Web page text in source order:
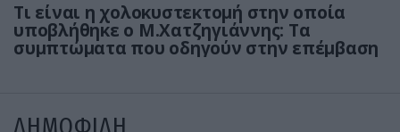
Τι είναι η χολοκυστεκτομή στην οποία
υποβλήθηκε ο Μ.Χατζηγιάννης: Tα
συμπτώματα που οδηγούν στην επέμβαση